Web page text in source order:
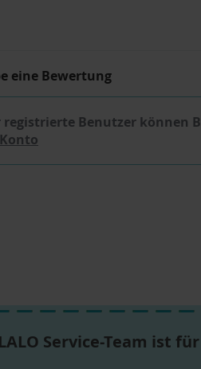
eine Bewertung
registrierte Benutzer können
Service-Team ist